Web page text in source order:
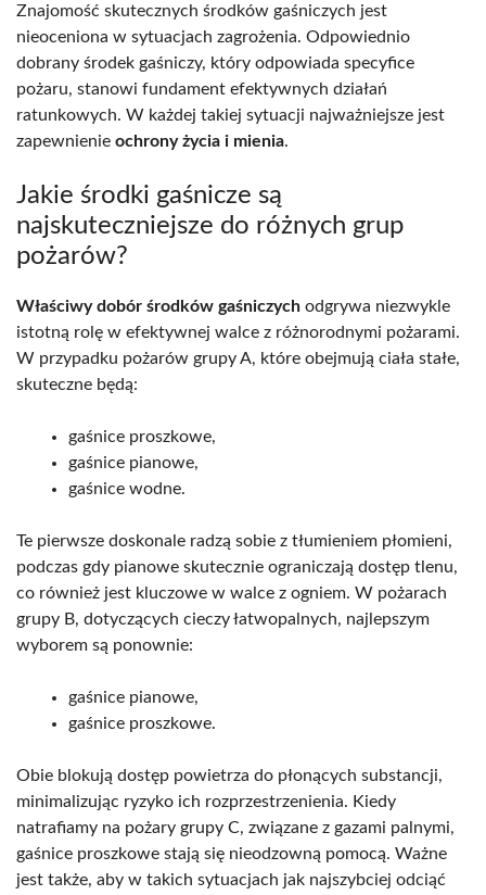
Znajomość skutecznych środków gaśniczych jest
nieoceniona w sytuacjach zagrożenia. Odpowiednio
dobrany środek gaśniczy, który odpowiada specyfice
pożaru, stanowi fundament efektywnych działań
ratunkowych. W każdej takiej sytuacji najważniejsze jest
zapewnienie ochrony życia i mienia.
Jakie środki gaśnicze są
najskuteczniejsze do różnych grup
pożarów?
Właściwy dobór środków gaśniczych odgrywa niezwykle
istotną rolę w efektywnej walce z różnorodnymi pożarami.
W przypadku pożarów grupy A, które obejmują ciała stałe,
skuteczne będą:
gaśnice proszkowe,
gaśnice pianowe,
gaśnice wodne.
Te pierwsze doskonale radzą sobie z tłumieniem płomieni,
podczas gdy pianowe skutecznie ograniczają dostęp tlenu,
co również jest kluczowe w walce z ogniem. W pożarach
grupy B, dotyczących cieczy łatwopalnych, najlepszym
wyborem są ponownie:
gaśnice pianowe,
gaśnice proszkowe.
Obie blokują dostęp powietrza do płonących substancji,
minimalizując ryzyko ich rozprzestrzenienia. Kiedy
natrafiamy na pożary grupy C, związane z gazami palnymi,
gaśnice proszkowe stają się nieodzowną pomocą. Ważne
jest także, aby w takich sytuacjach jak najszybciej odciąć